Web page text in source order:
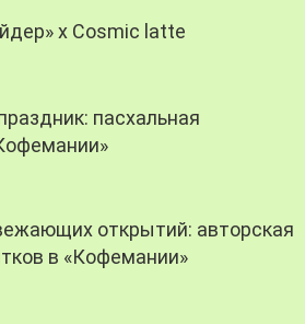
х Cosmic latte
пасхальная
открытий: авторская
в «Кофемании»